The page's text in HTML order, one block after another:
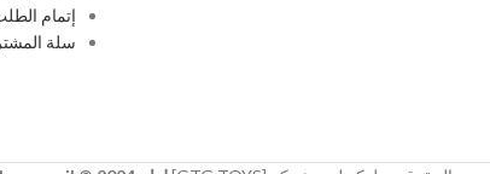
إتمام
سلة